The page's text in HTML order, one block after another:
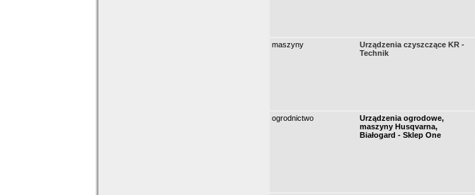
maszyny
Urządzenia czyszczące KR -
Technik
ogrodnictwo
Urządzenia ogrodowe,
maszyny Husqvarna,
Białogard - Sklep One